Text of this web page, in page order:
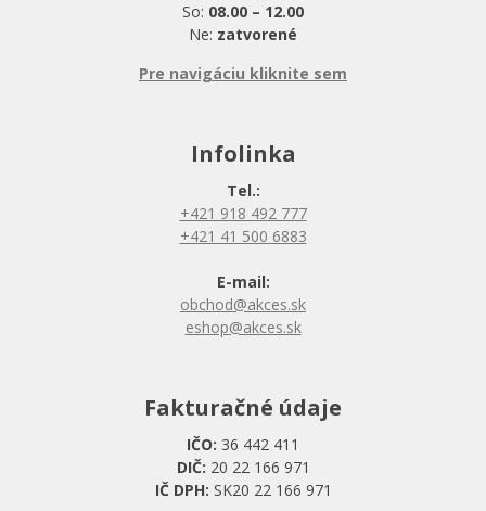
So: 08.00 – 12.00
Ne: zatvorené
Pre navigáciu kliknite sem
Infolinka
Tel.:
+421 918 492 777
+421 41 500 6883
E-mail:
obchod@akces.sk
eshop@akces.sk
Fakturačné údaje
IČO: 36 442 411
DIČ: 20 22 166 971
IČ DPH: SK20 22 166 971